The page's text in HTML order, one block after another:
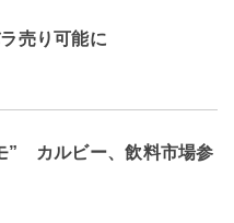
売り可能に
” カルビー、飲料市場参